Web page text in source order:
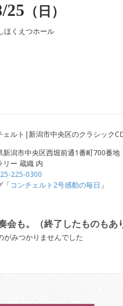
25 （日）
ほくえつホール
ェルト|新潟市中央区のクラシック
新潟市中央区西堀前通1番町700番地
リー 蔵織 内
225-0300
「コンチェルト2号感動の毎日 」
会も。（終了したものもあ
がみつかりませんでした